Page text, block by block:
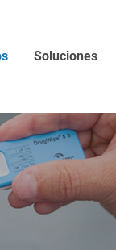
Soluciones